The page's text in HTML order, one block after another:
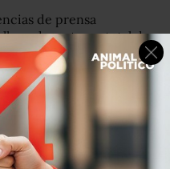
de prensa
y durante un total de
manifestaciones que
gubernamental o
las preferencias
de la República se
propaganda